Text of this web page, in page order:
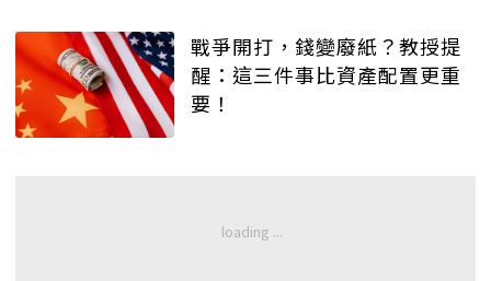
戰爭開打，錢變廢紙？教授提
醒：這三件事比資產配置更重
要！